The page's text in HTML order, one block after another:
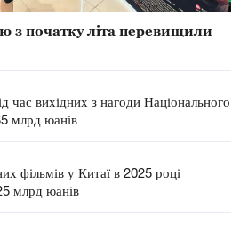
з початку літа перевищили
час вихідних з нагоди Національного
млрд юанів
фільмів у Китаї в 2025 році
млрд юанів